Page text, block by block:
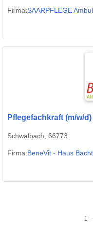
Firma:SAARPFLEGE
Pflegefachkraft (m/w/
Schwalbach, 66773
Firma:BeneVit - Haus
1